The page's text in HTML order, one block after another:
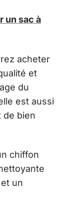
un sac à
acheter
et
du
est aussi
de bien
chiffon
un